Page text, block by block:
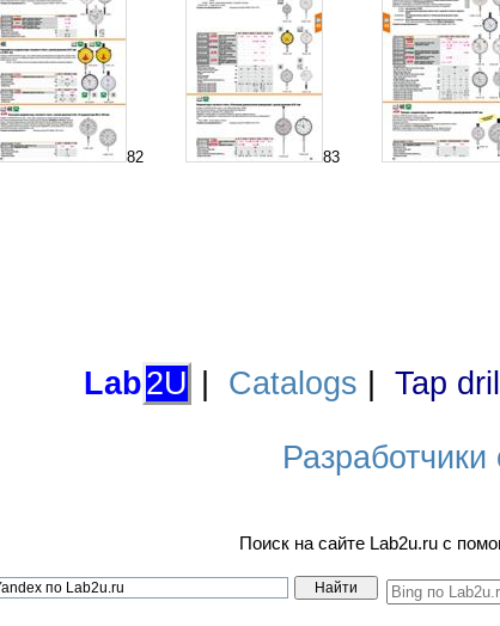
82 83
Lab2U Catalogs Tap
Поиск на сайте Lab2u.ru с